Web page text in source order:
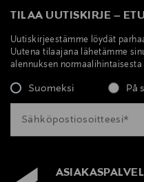
TILAA UUTISKIRJE –
Uutiskirjeestämme löydät
Uutena tilaajana lähetämme
alennuksen
Suomeksi På